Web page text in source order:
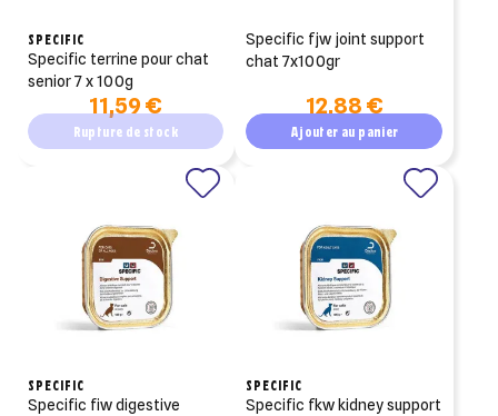
SPECIFIC
specific terrine pour chat
senior 7 x 100g
11,59 €
Rupture de stock
specific fjw joint support
chat 7x100gr
12,88 €
Ajouter au panier
SPECIFIC
specific fiw digestive
SPECIFIC
specific fkw kidney support